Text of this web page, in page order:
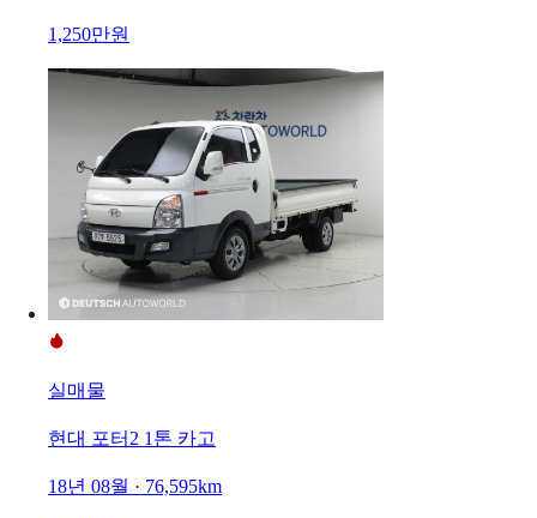
1,250만원
실매물
현대 포터2 1톤 카고
18년 08월 · 76,595km